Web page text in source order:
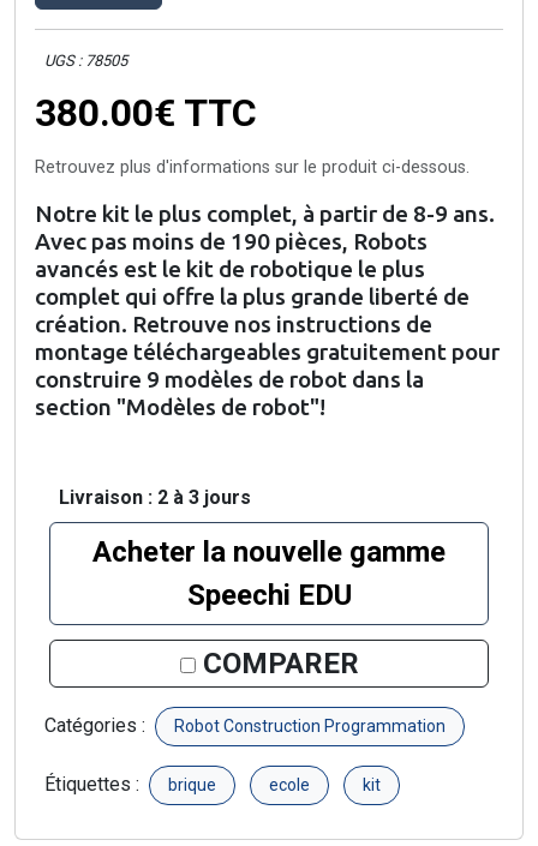
UGS : 78505
380.00€ TTC
Retrouvez plus d'informations sur le produit ci-dessous.
Notre kit le plus complet, à partir de 8-9 ans.
Avec pas moins de 190 pièces, Robots
avancés est le kit de robotique le plus
complet qui offre la plus grande liberté de
création. Retrouve nos instructions de
montage téléchargeables gratuitement pour
construire 9 modèles de robot dans la
section "Modèles de robot"!
Livraison : 2 à 3 jours
Acheter la nouvelle gamme
Speechi EDU
COMPARER
Catégories : Robot Construction Programmation
Étiquettes : brique ecole kit